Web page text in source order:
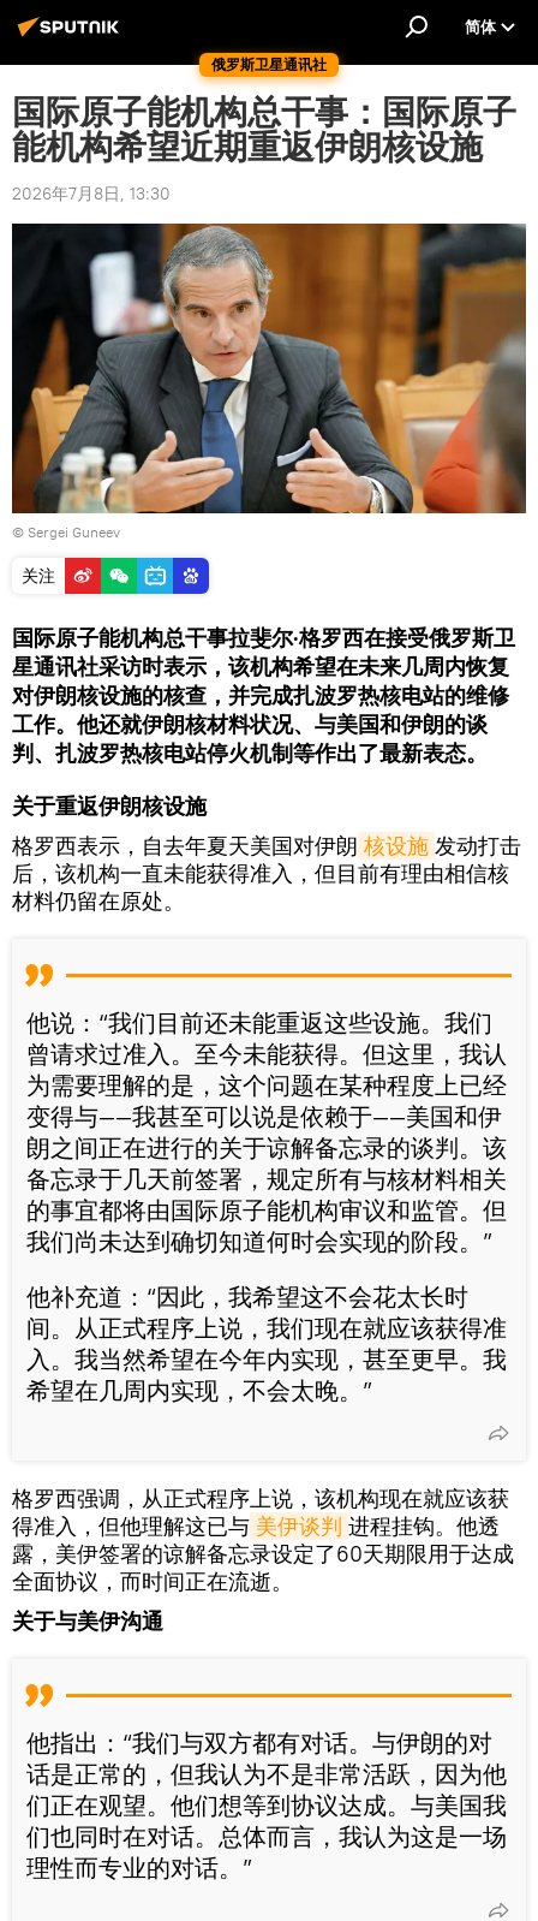
俄罗斯卫星通讯社
简体
国际原子能机构总干事：国际原子
能机构希望近期重返伊朗核设施
2026年7月8日, 13:30
© Sergei Guneev
关注
国际原子能机构总干事拉斐尔·格罗西在接受俄罗斯卫
星通讯社采访时表示，该机构希望在未来几周内恢复
对伊朗核设施的核查，并完成扎波罗热核电站的维修
工作。他还就伊朗核材料状况、与美国和伊朗的谈
判、扎波罗热核电站停火机制等作出了最新表态。
关于重返伊朗核设施
格罗西表示，自去年夏天美国对伊朗 核设施 发动打击
后，该机构一直未能获得准入，但目前有理由相信核
材料仍留在原处。
他说：“我们目前还未能重返这些设施。我们
曾请求过准入。至今未能获得。但这里，我认
为需要理解的是，这个问题在某种程度上已经
变得与——我甚至可以说是依赖于——美国和伊
朗之间正在进行的关于谅解备忘录的谈判。该
备忘录于几天前签署，规定所有与核材料相关
的事宜都将由国际原子能机构审议和监管。但
我们尚未达到确切知道何时会实现的阶段。”
他补充道：“因此，我希望这不会花太长时
间。从正式程序上说，我们现在就应该获得准
入。我当然希望在今年内实现，甚至更早。我
希望在几周内实现，不会太晚。”
格罗西强调，从正式程序上说，该机构现在就应该获
得准入，但他理解这已与 美伊谈判 进程挂钩。他透
露，美伊签署的谅解备忘录设定了60天期限用于达成
全面协议，而时间正在流逝。
关于与美伊沟通
他指出：“我们与双方都有对话。与伊朗的对
话是正常的，但我认为不是非常活跃，因为他
们正在观望。他们想等到协议达成。与美国我
们也同时在对话。总体而言，我认为这是一场
理性而专业的对话。”